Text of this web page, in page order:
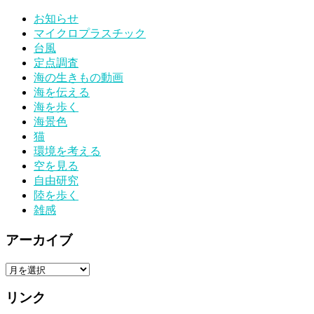
お知らせ
マイクロプラスチック
台風
定点調査
海の生きもの動画
海を伝える
海を歩く
海景色
猫
環境を考える
空を見る
自由研究
陸を歩く
雑感
アーカイブ
ア
カ
リンク